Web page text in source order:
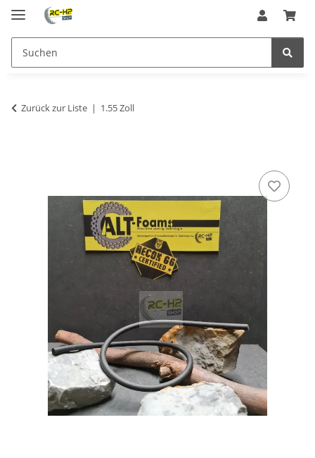
Zurück zur Liste 1.55 Zoll